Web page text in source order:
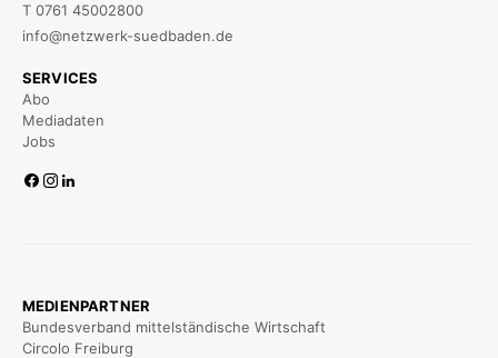
T 0761 45002800
info@netzwerk-suedbaden.de
SERVICES
Abo
Mediadaten
Jobs
MEDIENPARTNER
Bundesverband mittelständische Wirtschaft
Circolo Freiburg